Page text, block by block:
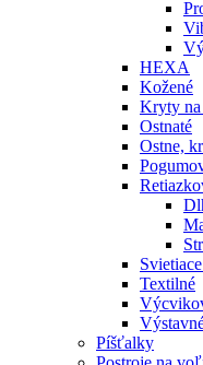
HEXA
Kožené
Kryty
Ostnaté
Ostne,
Textilné
Píšťalky